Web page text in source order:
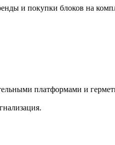
и покупки блоков на
платформами и